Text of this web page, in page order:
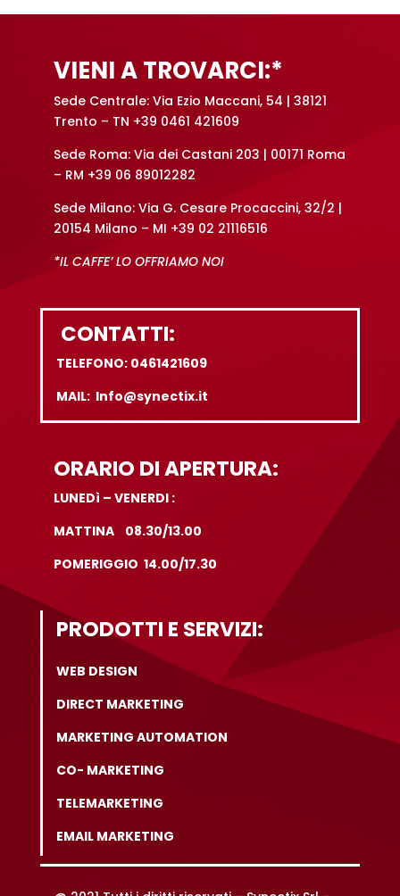
VIENI A TROVARCI:*
Sede Centrale: Via Ezio Maccani, 54 | 38121
Trento – TN +39 0461 421609
Sede Roma: Via dei Castani 203 | 00171 Roma
– RM +39 06 89012282
Sede Milano: Via G. Cesare Procaccini, 32/2 |
20154 Milano – MI +39 02 21116516
*IL CAFFE’ LO OFFRIAMO NOI
CONTATTI:
TELEFONO: 0461421609
MAIL: Info@synectix.it
ORARIO DI APERTURA:
LUNEDì – VENERDI :
MATTINA 08.30/13.00
POMERIGGIO 14.00/17.30
PRODOTTI E SERVIZI:
WEB DESIGN
DIRECT MARKETING
MARKETING AUTOMATION
CO- MARKETING
TELEMARKETING
EMAIL MARKETING